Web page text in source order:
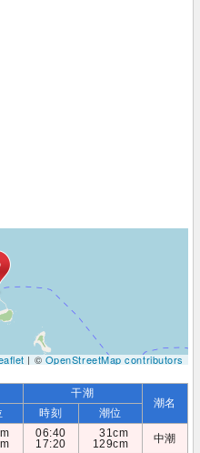
| ©OpenStreetMap contributors
干潮
潮名
時刻
潮位
06:40
17:20
31cm
129cm
中潮